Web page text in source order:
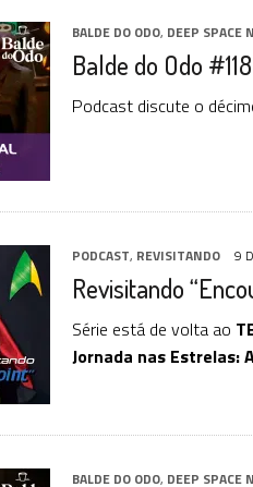
BALDE DO ODO, DEEP SPACE
Balde do Odo
Podcast discute o
PODCAST, REVISITANDO 9
Revisitando
Série está de volta ao
Jornada nas Estrelas:
BALDE DO ODO, DEEP SPACE